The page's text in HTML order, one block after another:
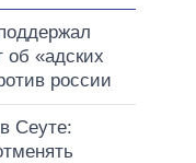
об «адских
россии
Сеуте: